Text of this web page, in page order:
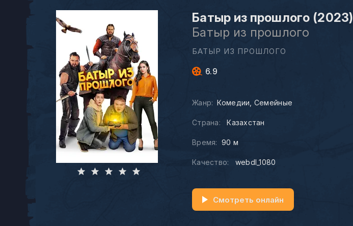
Батыр из прошлого (2023)
Батыр из прошлого
БАТЫР ИЗ ПРОШЛОГО
6.9
Жанр: Комедии Семейные
Страна: Казахстан
Время: 90 м
Качество: webdl_1080
Смотреть онлайн